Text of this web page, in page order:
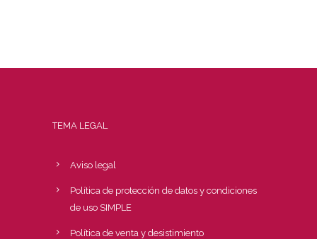
TEMA LEGAL
Aviso legal
Política de protección de datos y condiciones
de uso SIMPLE
Política de venta y desistimiento